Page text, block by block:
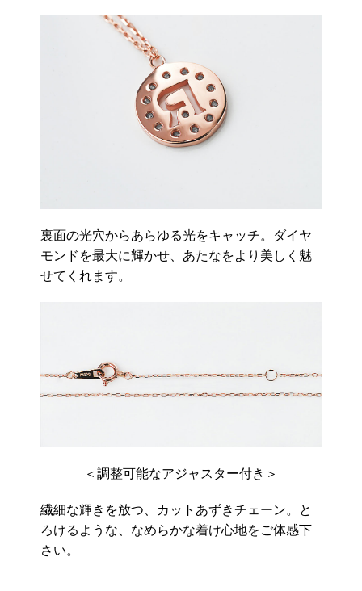
裏面の光穴からあらゆる光をキャッチ。ダイヤ
モンドを最大に輝かせ、あたなをより美しく魅
せてくれます。
＜調整可能なアジャスター付き＞
繊細な輝きを放つ、カットあずきチェーン。と
ろけるような、なめらかな着け心地をご体感下
さい。